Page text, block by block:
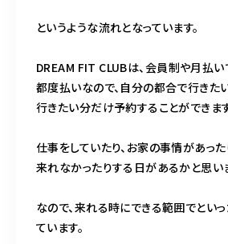
というような流れとなっています。
DREAM FIT CLUBは、会員制や月払い
都度払いなので、自分の都合で行きた
行きたい分だけ予約することができます
仕事をしていたり、お家の事情があっ
来れなかったりする日があるかと思い
なので、来れる時にできる範囲でとい
ています。